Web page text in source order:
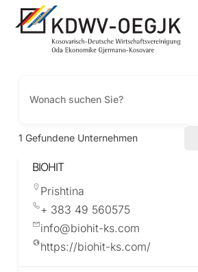
1 Gefundene Unternehmen
BIOHIT
Prishtina
+ 383 49 560575
info@biohit-ks.com
https://biohit-ks.com/